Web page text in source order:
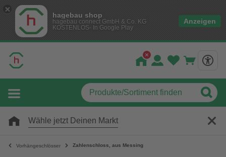
hagebau shop
hagebau connect GmbH & Co. KG
KOSTENLOS- In Google Play
Anzeigen
Wähle jetzt Deinen Markt
Vorhängeschlösser Zahlenschloss, aus Messing